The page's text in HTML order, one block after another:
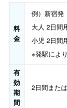
料
金
例）新宿発
大人 2日間
小児 2日間
※発駅によ
有
効
期
間
2日間また